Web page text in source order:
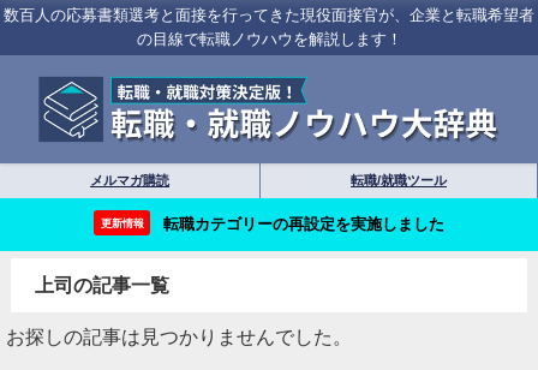
数百人の応募書類選考と面接を行ってきた現役面接官が、企業と転職希望者
の目線で転職ノウハウを解説します！
メルマガ購読 転職/就職ツール
更新情報 転職カテゴリーの再設定を実施しました
上司の記事一覧
お探しの記事は見つかりませんでした。